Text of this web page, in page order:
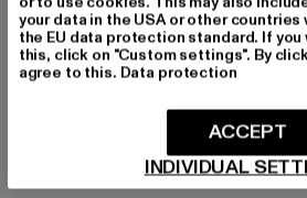
Derzeitiger Preis: 20,00 EUR
22,99 EURAktionspreis: 22,99
Ballin
18,99
your data in the USA or other countries
the EU data protection standard. If you
this, click on "Custom settings". By
agree to this. Data protection
INDIVIDUAL
ACCEPT